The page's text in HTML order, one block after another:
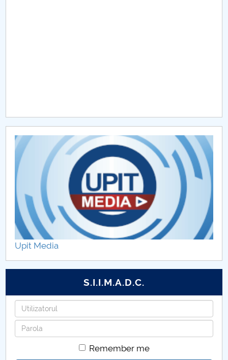
Chestionar angajabilitate ALUMNI – UPB
CAR2026
MENIU CANTINA
Centre de Cercetare
Conferinte stiintifice internationale
Conferința ETAEc
Journal of Legal and Administrative Studies
SCIENTIFIC BULLETIN - ECONOMIC SCIENCES
Upit Media
S.I.I.M.A.D.C.
Username
Password
Remember me